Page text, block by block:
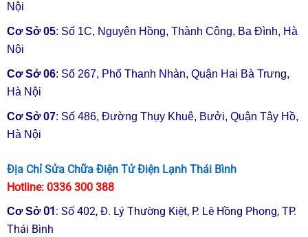
Giá sửa chữa
máy lọc nước
tối thiếu
150.000đ
giá trị dưới
Bảo dưỡng, vệ
sinh máy lọc
nước
Súc rửa, làm
bình chứa,…
Nội
Cơ Sở 05: Số 1C, Nguyên Hồng, Thành Công, Ba Đình, Hà
Nội
Cơ Sở 06: Số 267, Phố Thanh Nhàn, Quận Hai Bà Trưng,
Hà Nội
Cơ Sở 07: Số 486, Đường Thụy Khuê, Bưởi, Quận Tây Hồ,
Hà Nội
Địa Chỉ Sửa Chữa Điện Tử Điện Lạnh Thái Bình
Hotline: 0336 300 388
Cơ Sở01 : Số 402, Đ. Lý Thường Kiệt, P. Lê Hồng Phong, TP.
Thái Bình